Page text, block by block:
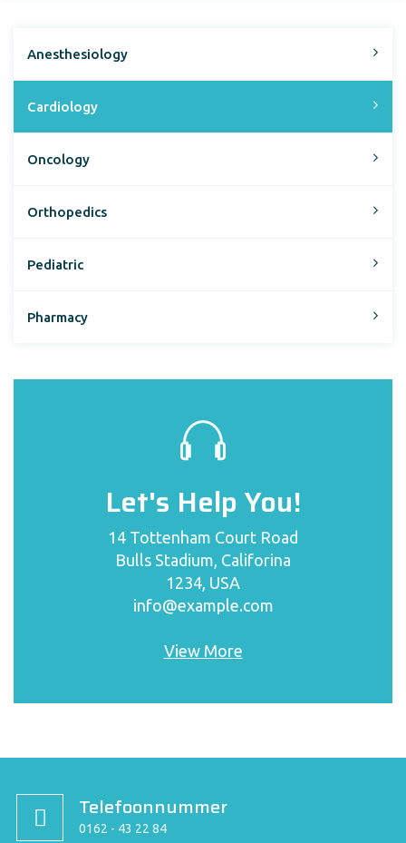
Anesthesiology
Cardiology
Oncology
Orthopedics
Pediatric
Pharmacy
Let's Help You!
14 Tottenham Court Road
Bulls Stadium, Califorina
1234, USA
info@example.com
View More
Telefoonnummer
0162 - 43 22 84